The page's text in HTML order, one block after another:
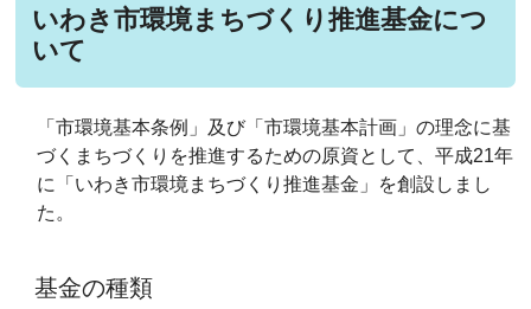
いわき市環境まちづくり推進基金につ
いて
「市環境基本条例」及び「市環境基本計画」の理念に基
づくまちづくりを推進するための原資として、平成21年
に「いわき市環境まちづくり推進基金」を創設しまし
た。
基金の種類